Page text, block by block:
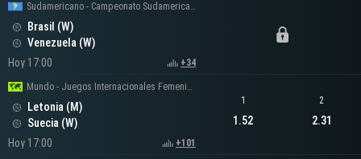
Sudamericano - Campeonato Sudamericano Femenino
Brasil (W)
Venezuela (W)
Hoy 17:00
+34
Mundo - Juegos Internacionales Femeninos
Letonia (M)
Suecia (W)
Hoy 17:00
+101
1
1.52
2
2.31